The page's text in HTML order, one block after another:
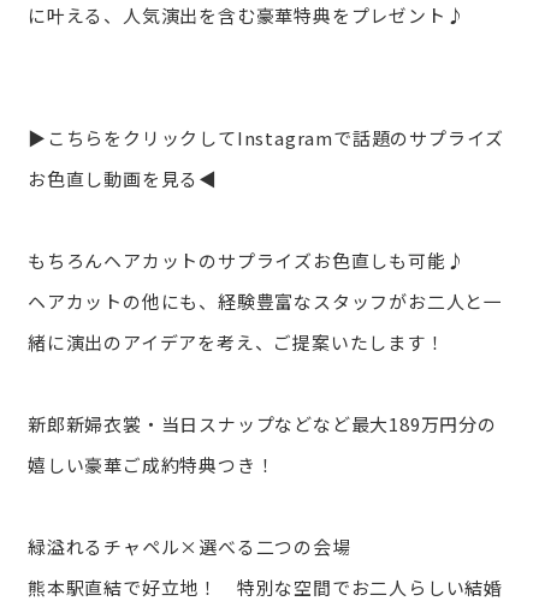
に叶える、人気演出を含む豪華特典をプレゼント♪
▶こちらをクリックしてInstagramで話題のサプライズ
お色直し動画を見る◀
もちろんヘアカットのサプライズお色直しも可能♪
ヘアカットの他にも、経験豊富なスタッフがお二人と一
緒に演出のアイデアを考え、ご提案いたします！
新郎新婦衣裳・当日スナップなどなど最大189万円分の
嬉しい豪華ご成約特典つき！
緑溢れるチャペル×選べる二つの会場
熊本駅直結で好立地！ 特別な空間でお二人らしい結婚